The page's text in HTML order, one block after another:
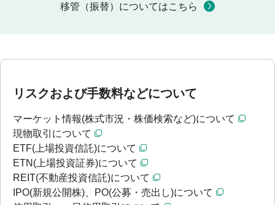
移管（振替）についてはこちら
リスクおよび手数料などについて
マーケット情報(株式市況・株価検索など)について
現物取引について
ETF(上場投資信託)について
ETN(上場投資証券)について
REIT(不動産投資信託)について
IPO(新規公開株)、PO(公募・売出し)について